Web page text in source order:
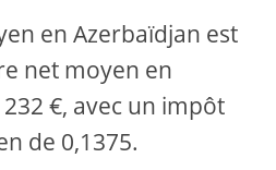
en Azerbaïdjan est
net moyen en
€, avec un impôt
de 0,1375.